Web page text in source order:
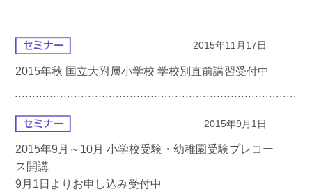
2015年11月17日
2015年秋 国立大附属小学校 学校別直前講習受付中
2015年9月1日
2015年9月～10月 小学校受験・幼稚園受験プレコー
ス開講
9月1日よりお申し込み受付中